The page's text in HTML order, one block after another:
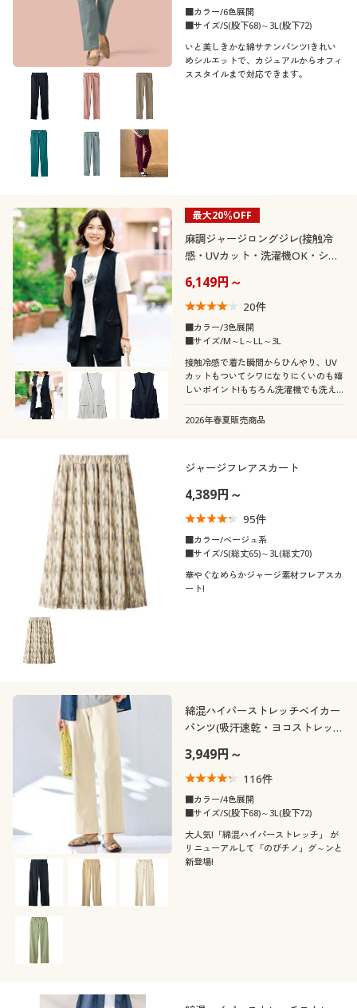
■カラー/6色展開
■サイズ/S(股下68)～3L(股下72)
いと美しきかな綿サテンパンツ!きれい
めシルエットで、カジュアルからオフィ
ススタイルまで対応できます。
最大20％OFF
麻調ジャージロングジレ(接触冷
感・UVカット・洗濯機OK・シワ
6,149円～
20件
■カラー/3色展開
■サイズ/M～L～LL～3L
接触冷感で着た瞬間からひんやり、UV
カットもついてシワになりにくいのも嬉
しいポイント!もちろん洗濯機でも洗え
2026年春夏販売商品
ジャージフレアスカート
4,389円～
95件
■カラー/ベージュ系
■サイズ/S(総丈65)～3L(総丈70)
華やぐなめらかジャージ素材フレアスカ
ート!
綿混ハイパーストレッチベイカー
パンツ(吸汗速乾・ヨコストレッ
3,949円～
116件
■カラー/4色展開
■サイズ/S(股下68)～3L(股下72)
大人気!「綿混ハイパーストレッチ」 が
リニューアルして「のびチノ」グ～ンと
新登場!